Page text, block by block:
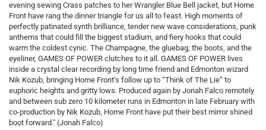
evening sewing Crass patches to her Wrangler Blue Bell jacket, but Home
Front have rang the dinner triangle for us all to feast. High moments of
perfectly patinated synth brilliance, tender new wave considerations, punk
anthems that could fill the biggest stadium, and fiery hooks that could
warm the coldest cynic. The Champagne, the gluebag, the boots, and the
eyeliner, GAMES OF POWER clutches to it all. GAMES OF POWER lives
inside a crystal clear recording by long time friend and Edmonton wizard
Nik Kozub, bringing Home Front’s follow up to “Think of The Lie” to
euphoric heights and gritty lows. Produced again by Jonah Falco remotely
and between sub zero 10 kilometer runs in Edmonton in late February with
co-production by Nik Kozub, Home Front have put their best mirror shined
boot forward." (Jonah Falco)